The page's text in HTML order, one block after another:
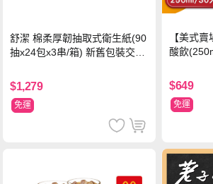
舒潔 棉柔厚韌抽取式衛生紙(90
抽x24包x3串/箱) 新舊包裝交替
$1,279
免運
【美式
酸飲
$649
免運